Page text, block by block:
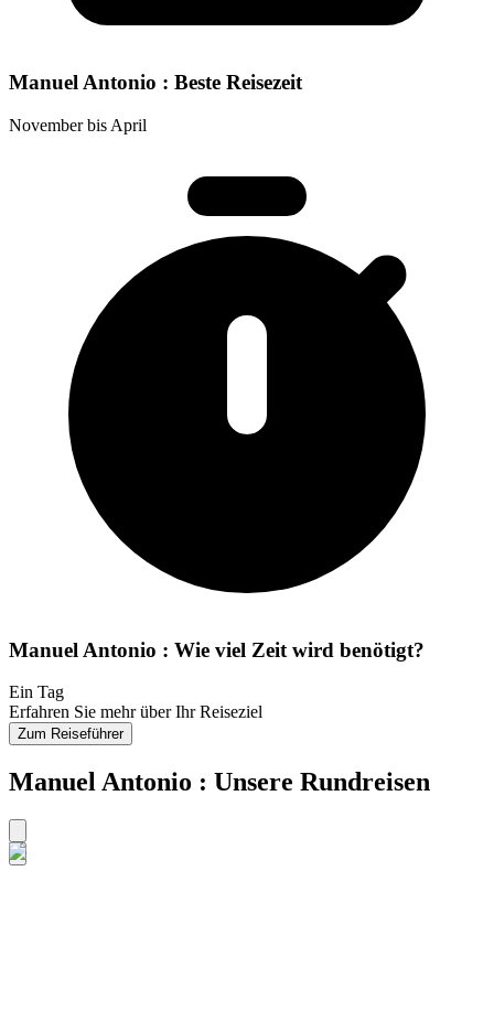
Manuel Antonio : Beste Reisezeit
November bis April
Manuel Antonio : Wie viel Zeit wird benötigt?
Ein Tag
Erfahren Sie mehr über Ihr Reiseziel
Zum Reiseführer
Manuel Antonio : Unsere Rundreisen